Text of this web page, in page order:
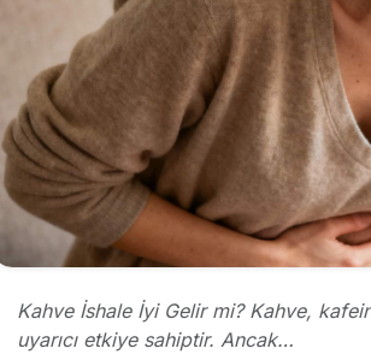
Kahve İshale İyi Gelir mi? Kahve,
uyarıcı etkiye sahiptir. Ancak…